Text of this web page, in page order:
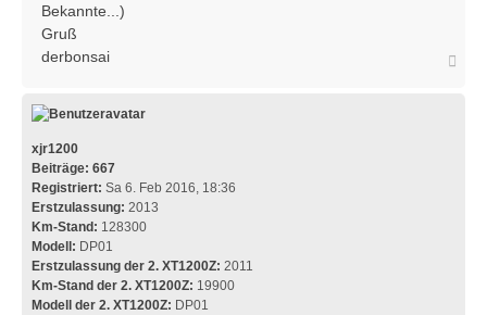
Bekannte...)
Gruß
derbonsai
xjr1200
Beiträge: 667
Registriert: Sa 6. Feb 2016, 18:36
Erstzulassung: 2013
Km-Stand: 128300
Modell: DP01
Erstzulassung der 2. XT1200Z: 2011
Km-Stand der 2. XT1200Z: 19900
Modell der 2. XT1200Z: DP01